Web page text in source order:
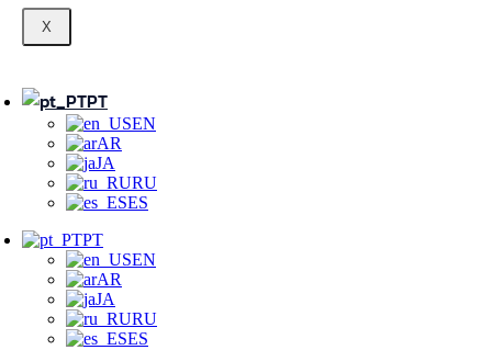
X
PT
EN
AR
JA
RU
ES
PT
EN
AR
JA
RU
ES